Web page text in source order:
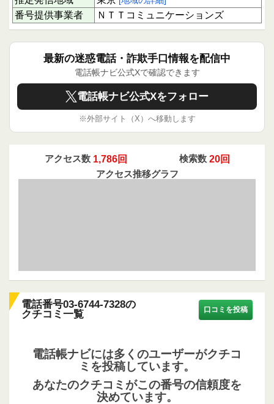
番号提供事業者 ＮＴＴコミュニケーションズ
最新の迷惑電話・詐欺手口情報を配信中
電話帳ナビ公式Xで確認できます
電話帳ナビ公式Xをフォロー
※外部サイト（X）へ移動します
アクセス数 1,786回 検索数 20回
アクセス推移グラフ
電話番号03-6744-7328の
クチコミ一覧
口コミを投稿
電話帳ナビには多くのユーザーがクチコ
ミを投稿しています。
あなたのクチコミがこの番号の信頼度を
決めています。